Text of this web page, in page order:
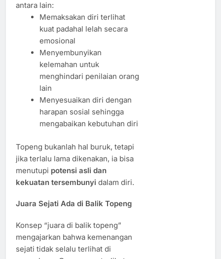
antara lain:
Memaksakan diri terlihat
kuat padahal lelah secara
emosional
Menyembunyikan
kelemahan untuk
menghindari penilaian orang
lain
Menyesuaikan diri dengan
harapan sosial sehingga
mengabaikan kebutuhan diri
Topeng bukanlah hal buruk, tetapi
jika terlalu lama dikenakan, ia bisa
menutupi potensi asli dan
kekuatan tersembunyi dalam diri.
Juara Sejati Ada di Balik Topeng
Konsep “juara di balik topeng”
mengajarkan bahwa kemenangan
sejati tidak selalu terlihat di